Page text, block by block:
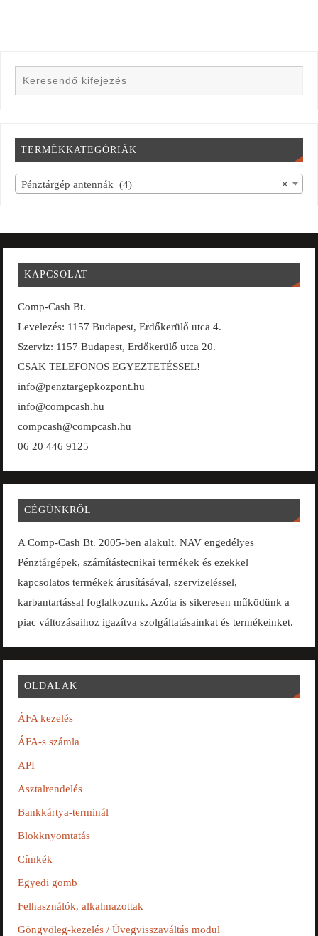
TERMÉKKATEGÓRIÁK
×
Pénztárgép antennák (4)
KAPCSOLAT
Comp-Cash Bt.
Levelezés: 1157 Budapest, Erdőkerülő utca 4.
Szerviz: 1157 Budapest, Erdőkerülő utca 20.
CSAK TELEFONOS EGYEZTETÉSSEL!
info@penztargepkozpont.hu
info@compcash.hu
compcash@compcash.hu
06 20 446 9125
CÉGÜNKRŐL
A Comp-Cash Bt. 2005-ben alakult. NAV engedélyes
Pénztárgépek, számítástecnikai termékek és ezekkel
kapcsolatos termékek árusításával, szervizeléssel,
karbantartással foglalkozunk. Azóta is sikeresen működünk a
piac változásaihoz igazítva szolgáltatásainkat és termékeinket.
OLDALAK
ÁFA kezelés
ÁFA-s számla
API
Asztalrendelés
Bankkártya-terminál
Blokknyomtatás
Címkék
Egyedi gomb
Felhasználók, alkalmazottak
Göngyöleg-kezelés / Üvegvisszaváltás modul